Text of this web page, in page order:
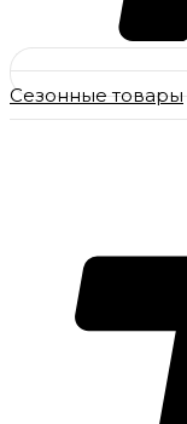
Сезонные товары